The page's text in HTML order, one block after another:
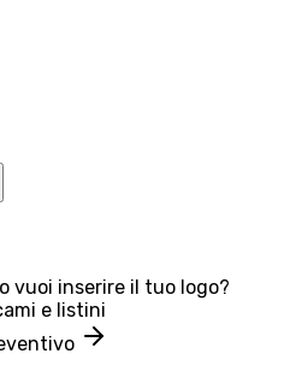
vuoi inserire il tuo logo?
e listini